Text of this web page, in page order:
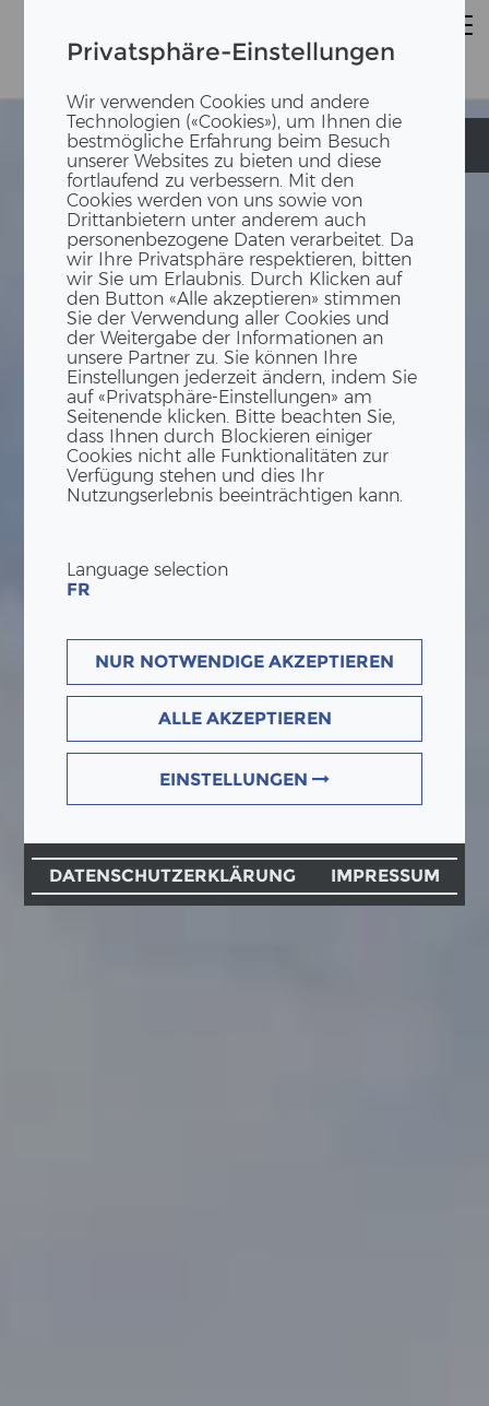
Privatsphäre-Einstellungen
Wir verwenden Cookies und andere
Technologien («Cookies»), um Ihnen die
bestmögliche Erfahrung beim Besuch
unserer Websites zu bieten und diese
fortlaufend zu verbessern. Mit den
Cookies werden von uns sowie von
Drittanbietern unter anderem auch
personenbezogene Daten verarbeitet. Da
wir Ihre Privatsphäre respektieren, bitten
wir Sie um Erlaubnis. Durch Klicken auf
den Button «Alle akzeptieren» stimmen
Sie der Verwendung aller Cookies und
der Weitergabe der Informationen an
unsere Partner zu. Sie können Ihre
Einstellungen jederzeit ändern, indem Sie
auf «Privatsphäre-Einstellungen» am
Seitenende klicken. Bitte beachten Sie,
dass Ihnen durch Blockieren einiger
Cookies nicht alle Funktionalitäten zur
Verfügung stehen und dies Ihr
Nutzungserlebnis beeinträchtigen kann.
Language selection
FR
NUR NOTWENDIGE AKZEPTIEREN
ALLE AKZEPTIEREN
EINSTELLUNGEN
DATENSCHUTZERKLÄRUNG IMPRESSUM
Kindergarten
Kindergarten